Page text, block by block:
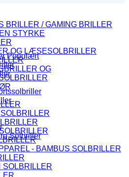
Solbriller
BRILLER / GAMING BRILLER
STYRKE
OG LÆSESOLBRILLER
OG
- BAMBUS SOLBRILLER
SOLBRILLER